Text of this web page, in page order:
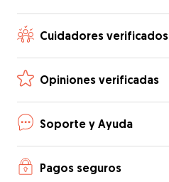
Cuidadores verificados
Opiniones verificadas
Soporte y Ayuda
Pagos seguros